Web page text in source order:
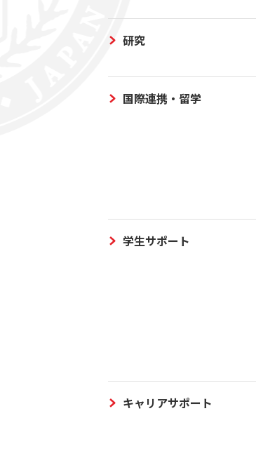
研究
国際連携・留学
学生サポート
キャリアサポート